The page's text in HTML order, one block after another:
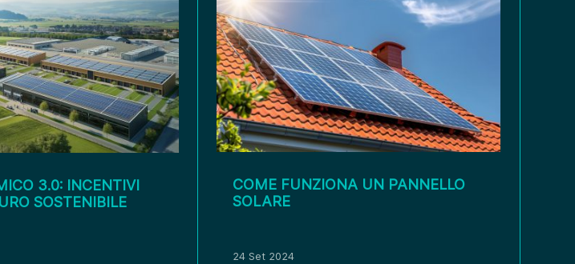
3.0: INCENTIVI
SOSTENIBILE
COME FUNZIONA UN PANNELLO
SOLARE
24 Set 2024